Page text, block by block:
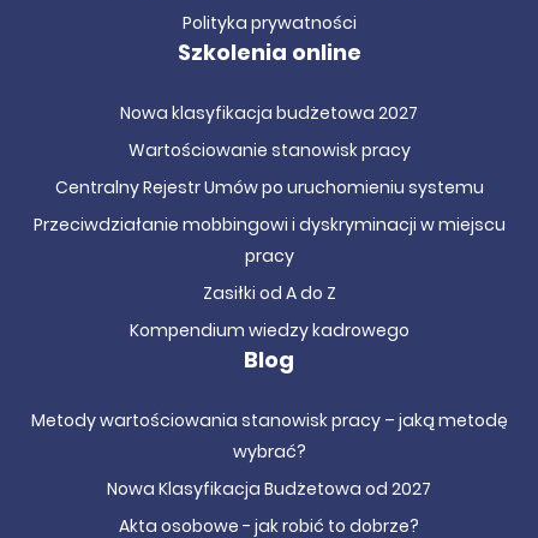
Polityka prywatności
Szkolenia online
Nowa klasyfikacja budżetowa 2027
Wartościowanie stanowisk pracy
Centralny Rejestr Umów po uruchomieniu systemu
Przeciwdziałanie mobbingowi i dyskryminacji w miejscu
pracy
Zasiłki od A do Z
Kompendium wiedzy kadrowego
Blog
Metody wartościowania stanowisk pracy – jaką metodę
wybrać?
Nowa Klasyfikacja Budżetowa od 2027
Akta osobowe - jak robić to dobrze?